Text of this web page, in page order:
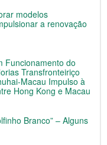
modelos
a renovação
Funcionamento do
Transfronteiriço
Macau Impulso à
Hong Kong e Macau
Branco” – Alguns